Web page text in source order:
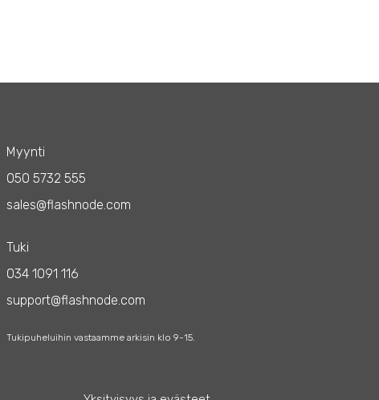
Myynti
050 5732 555
sales@flashnode.com
Tuki
034 1091 116
support@flashnode.com
Tukipuheluihin vastaamme arkisin klo 9-15.